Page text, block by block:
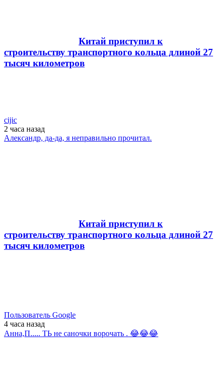
Китай приступил к
строительству транспортного кольца длиной 27
тысяч километров
cijic
2 часа назад
Александр, да-да, я неправильно прочитал.
Китай приступил к
строительству транспортного кольца длиной 27
тысяч километров
Пользователь Google
4 часа назад
Анна,П..... ТЬ не саночки ворочать . 😂😂😂